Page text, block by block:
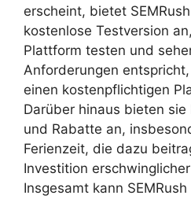
erscheint, bietet
kostenlose Testversion
Plattform testen und
Anforderungen
einen kostenpflichtigen
Darüber hinaus bieten
und Rabatte an,
Ferienzeit, die dazu
Investition
Insgesamt kann